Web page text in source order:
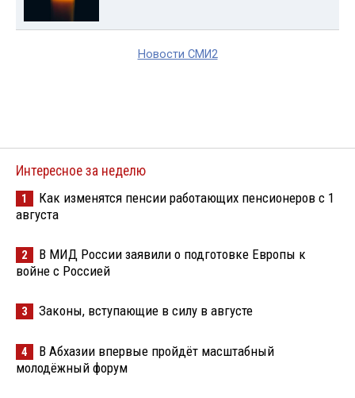
Новости СМИ2
Интересное за неделю
1
Как изменятся пенсии работающих пенсионеров с 1
августа
2
В МИД России заявили о подготовке Европы к
войне с Россией
3 Законы, вступающие в силу в августе
4
В Абхазии впервые пройдёт масштабный
молодёжный форум